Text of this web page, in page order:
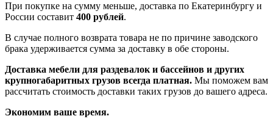
При покупке на сумму меньше, доставка по Екатеринбургу и
России составит 400 рублей.
В случае полного возврата товара не по причине заводского
брака удерживается сумма за доставку в обе стороны.
Доставка мебели для раздевалок и бассейнов и других
крупногабаритных грузов всегда платная. Мы поможем вам
рассчитать стоимость доставки таких грузов до вашего адреса.
Экономим ваше время.